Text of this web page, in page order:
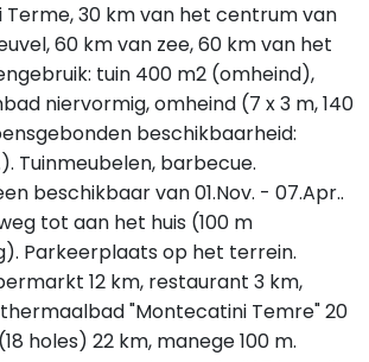
30 km van het centrum van
60 km van zee, 60 km van het
tuin 400 m2 (omheind),
niervormig, omheind (7 x 3 m, 140
beschikbaarheid:
Tuinmeubelen, barbecue.
beschikbaar van 01.Nov. - 07.Apr..
tot aan het huis (100 m
Parkeerplaats op het terrein.
12 km, restaurant 3 km,
"Montecatini Temre" 20
holes) 22 km, manege 100 m.